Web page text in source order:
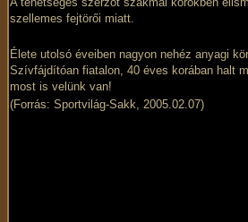
A tehetséges szerzőt szakmai körökben
szellemes fejtörői miatt.
Élete utolsó éveiben nagyon nehéz anyagi
Szívfájdítóan fiatalon, 40 éves korában halt
most is velünk van!
(Forrás: Sportvilág-Sakk, 2005.02.07)